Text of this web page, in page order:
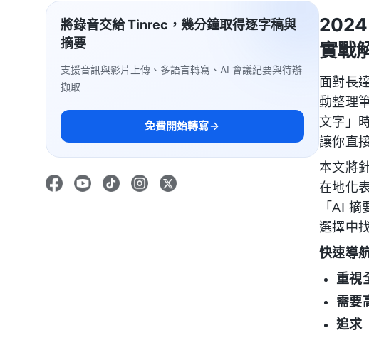
將錄音交給 Tinrec，幾分鐘取得逐字稿與
摘要
支援音訊與影片上傳、多語言轉寫、AI 會議紀要與待辦
擷取
免費開始轉寫
2024
實戰
面對長
動整理
文字」
讓你直
本文將
在地化
「AI
選擇中
快速導
重視
需要
追求